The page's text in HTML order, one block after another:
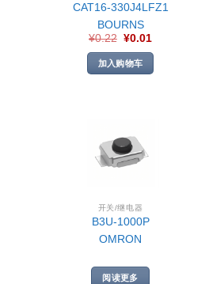
CAT16-330J4LFZ1
BOURNS
¥0.22 ¥0.01
加入购物车
开关/继电器
B3U-1000P
OMRON
阅读更多